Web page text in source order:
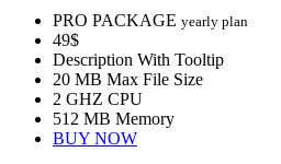
PRO PACKAGE yearly plan
49$
Description With Tooltip
20 MB Max File Size
2 GHZ CPU
512 MB Memory
BUY NOW